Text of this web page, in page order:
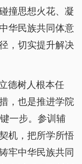
撞思想火花、凝
华民族共同体意
，切实提升解决
德树人根本任
，也是推进学院
一步。参训辅
机，把所学所悟
牢中华民族共同